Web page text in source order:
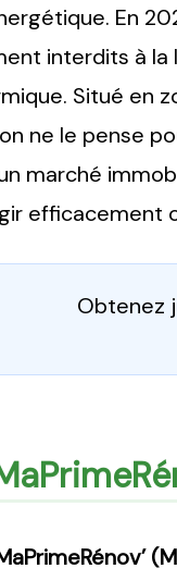
En
interdits à la
Situé en
ne le pense
marché
efficacement
Obtenez